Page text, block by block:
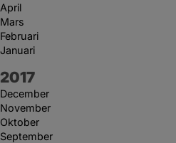
April
Mars
Februari
Januari
År:
2017
December
November
Oktober
September